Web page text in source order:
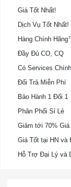
Giá Tốt Nhất!
Dịch Vụ Tốt Nhất!
Hàng Chính
Đầy Đủ CO, CQ
Có Services
Đổi Trả Miễn Phí
Bảo Hành 1 Đổi 1
Phân Phối Sỉ Lẻ
Giảm tới 70% Giá
Giá Tốt tại HN và
Hỗ Trợ Đại Lý và